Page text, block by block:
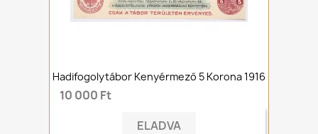
Hadifogolytábor Kenyérmező 5 Korona 1916
10 000 Ft
ELADVA